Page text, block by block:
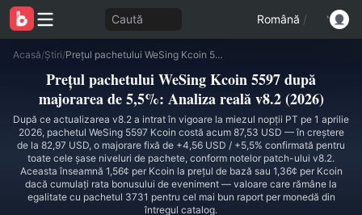
Caută Română /
Acasă/Știri/ Prețul pachetului WeSing Kcoin 5597 după majorarea de 5,5%: Analiza reală v8.2 (2026)
Prețul pachetului WeSing Kcoin 5597 după
majorarea de 5,5%: Analiza reală v8.2 (2026)
După ce actualizarea v8.2 a intrat în vigoare la miezul nopții PT pe 1 aprilie
2026, pachetul WeSing 5597 Kcoin costă acum 87,53 USD — în creștere
de la 82,97 USD, o majorare fixă de +4,56 USD / +5,5% confirmată pentru
toate cele șase niveluri de pachete, conform notelor patch-ului v8.2.
Aceasta înseamnă 1,56¢ per Kcoin la prețul de bază sau 1,36¢ per Kcoin
dacă cumulați rata bonusului de eveniment — valoare care rămâne la
egalitate cu pachetul 3731 pentru cel mai bun raport per monedă din
întregul catalog.